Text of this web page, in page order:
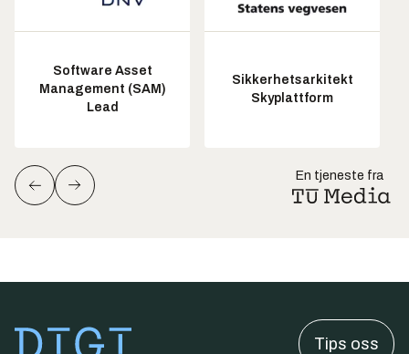
Software Asset
Management (SAM)
Lead
Sikkerhetsarkitekt
Skyplattform
En tjeneste fra
Tips oss